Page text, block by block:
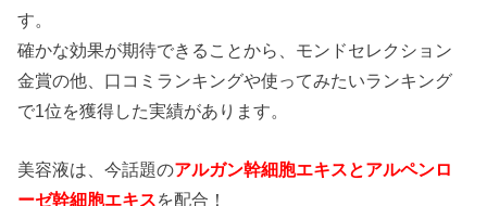
す。
確かな効果が期待できることから、モンドセレクション
金賞の他、口コミランキングや使ってみたいランキング
で1位を獲得した実績があります。
美容液は、今話題のアルガン幹細胞エキスとアルペンロ
ーゼ幹細胞エキスを配合！